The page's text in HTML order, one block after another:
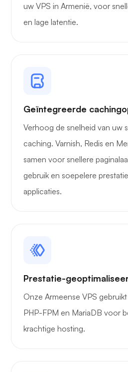
uw VPS in Armenië, voor
en lage latentie.
Geïntegreerde
Verhoog de snelheid van uw
caching. Varnish, Redis en
samen voor snellere
gebruik en soepelere
applicaties.
Prestatie-
Onze Armeense VPS
PHP-FPM en MariaDB voor
krachtige hosting.